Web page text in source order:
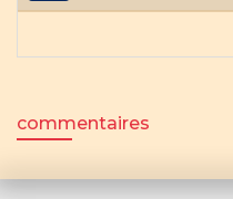
commentaires